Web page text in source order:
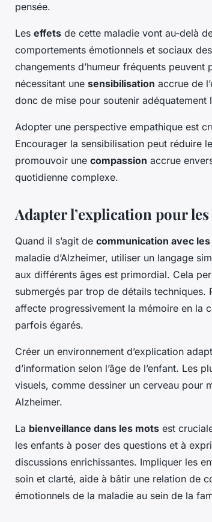
pensée.
Les effets de cette maladie vont au-delà
comportements émotionnels et sociaux
changements d’humeur fréquents
nécessitant une sensibilisation accrue de
donc de mise pour soutenir adéquatement
Adopter une perspective empathique est
Encourager la sensibilisation peut réduire
promouvoir une compassion accrue
quotidienne complexe.
Adapter l’explication pour
Quand il s’agit de communication avec
maladie d’Alzheimer, utiliser un langage
aux différents âges est primordial. Cela
submergés par trop de détails
affecte progressivement la mémoire en la
parfois égarés.
Créer un environnement d’explication
d’information selon l’âge de l’enfant. Les
visuels, comme dessiner un cerveau pour
Alzheimer.
La bienveillance dans les mots est
les enfants à poser des questions et à
discussions enrichissantes. Impliquer les
soin et clarté, aide à bâtir une relation de
émotionnels de la maladie au sein de la